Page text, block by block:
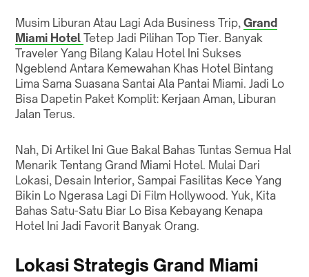
Musim Liburan Atau Lagi Ada Business Trip, Grand
Miami Hotel Tetep Jadi Pilihan Top Tier. Banyak
Traveler Yang Bilang Kalau Hotel Ini Sukses
Ngeblend Antara Kemewahan Khas Hotel Bintang
Lima Sama Suasana Santai Ala Pantai Miami. Jadi Lo
Bisa Dapetin Paket Komplit: Kerjaan Aman, Liburan
Jalan Terus.
Nah, Di Artikel Ini Gue Bakal Bahas Tuntas Semua Hal
Menarik Tentang Grand Miami Hotel. Mulai Dari
Lokasi, Desain Interior, Sampai Fasilitas Kece Yang
Bikin Lo Ngerasa Lagi Di Film Hollywood. Yuk, Kita
Bahas Satu-Satu Biar Lo Bisa Kebayang Kenapa
Hotel Ini Jadi Favorit Banyak Orang.
Lokasi Strategis Grand Miami